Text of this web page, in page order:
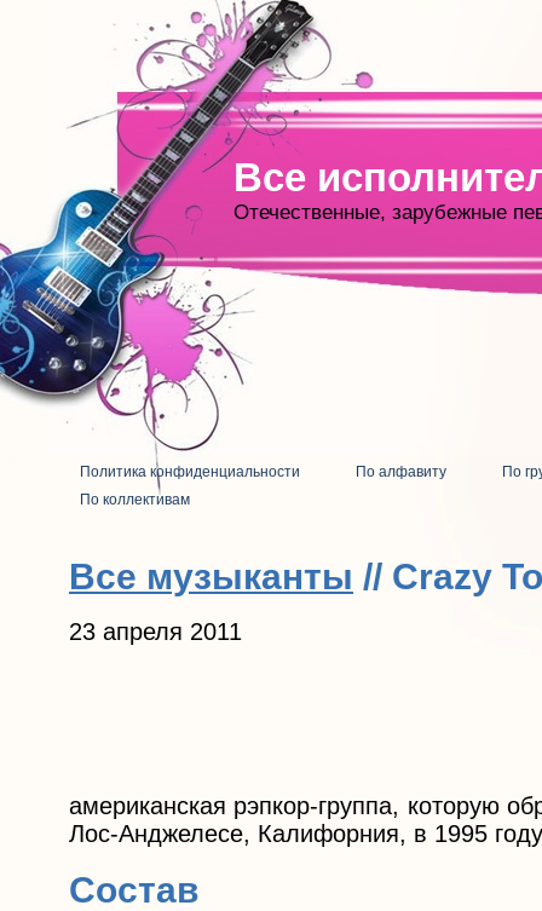
Все
Отечественные, зарубежные
Политика конфиденциальности По алфавиту
По
По коллективам
Все музыканты // Crazy
23 апреля 2011
американская рэпкор-группа, которую
Лос-Анджелесе, Калифорния, в 1995
Состав